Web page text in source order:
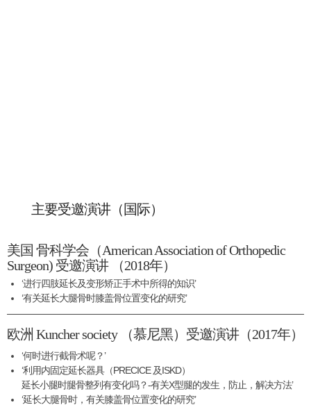
主要受邀演讲（国际）
美国 骨科学会（American Association of Orthopedic
Surgeon) 受邀演讲 （2018年）
‘进行四肢延长及变形矫正手术中所得的知识’
‘有关延长大腿骨时膝盖骨位置变化的研究’
欧洲 Kuncher society （慕尼黑）受邀演讲（2017年）
‘何时进行截骨术呢？’
‘利用内固定延长器具（PRECICE 及ISKD）
延长小腿时腿骨整列有变化吗？-有关X型腿的发生，防止，解决方法’
‘延长大腿骨时，有关膝盖骨位置变化的研究’